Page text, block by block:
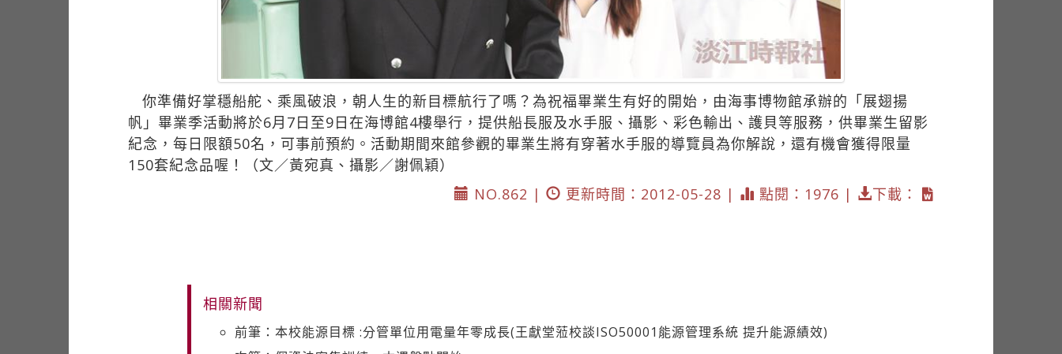
你準備好掌穩船舵、乘風破浪，朝人生的新目標航行了嗎？為祝福畢業生有好的開始，由海事博物館承辦的「展翅揚
帆」畢業季活動將於6月7日至9日在海博館4樓舉行，提供船長服及水手服、攝影、彩色輸出、護貝等服務，供畢業生留影
紀念，每日限額50名，可事前預約。活動期間來館參觀的畢業生將有穿著水手服的導覽員為你解說，還有機會獲得限量
150套紀念品喔！（文／黃宛真、攝影／謝佩穎）
NO.862 |
更新時間：2012-05-28 | 點閱：1976 | 下載：
相關新聞
前筆：本校能源目標 :分管單位用電量年零成長(王獻堂蒞校談ISO50001能源管理系統 提升能源績效)